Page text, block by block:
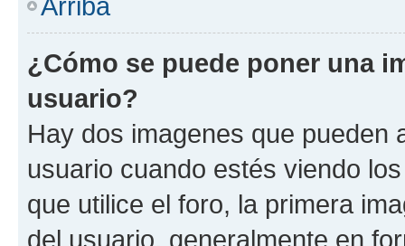
¿Cómo se puede poner una
usuario?
Hay dos imagenes que pueden
usuario cuando estés viendo
que utilice el foro, la primera
del usuario, generalmente en